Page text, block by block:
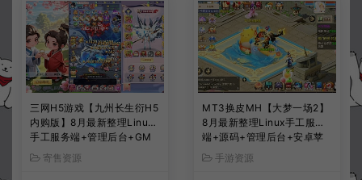
三网H5游戏【九州长生衍H5
内购版】8月最新整理Linux
手工服务端+管理后台+GM
授权后台+简易安卓客户端
+详细搭建教程+视频教程
寄售资源
MT3换皮MH【大梦一场2】
8月最新整理Linux手工服务
端+源码+管理后台+安卓苹
果双端+详细搭建教程+视频
教程
手游资源